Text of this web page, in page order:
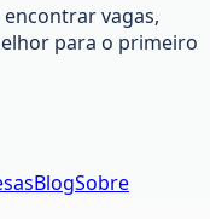
vagas,
para o primeiro
BlogSobre